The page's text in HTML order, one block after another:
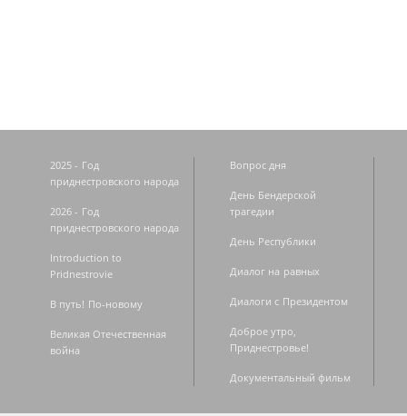
2025 - Год
приднестровского народа
2026 - Год
приднестровского народа
Introduction to
Pridnestrovie
В путь! По-новому
Великая Отечественная
война
Вопрос дня
День Бендерской
трагедии
День Республики
Диалог на равных
Диалоги с Президентом
Доброе утро,
Приднестровье!
Документальный фильм